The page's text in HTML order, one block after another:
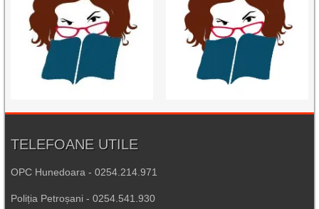
TELEFOANE UTILE
OPC Hunedoara - 0254.214.971
Poliția Petroșani - 0254.541.930